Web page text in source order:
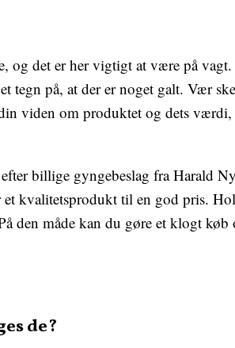
og det er her vigtigt at være på
tegn på, at der er noget galt. Vær
viden om produktet og dets
billige gyngebeslag fra Harald
kvalitetsprodukt til en god pris.
den måde kan du gøre et klogt
de?